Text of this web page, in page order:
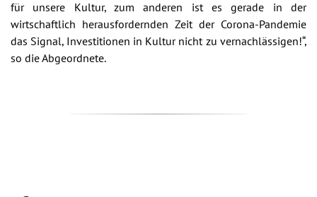
für unsere Kultur, zum anderen ist es gerade in der
wirtschaftlich herausfordernden Zeit der Corona-Pandemie
das Signal, Investitionen in Kultur nicht zu vernachlässigen!“,
so die Abgeordnete.